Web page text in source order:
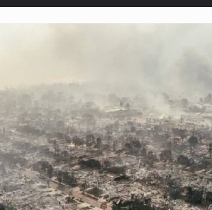
tras derrotar 2-0 a Estados Unidos en
ligado a 26 robos en AMG
Trump para Gaza
aseguran arsenal durante operativo en
La Cazadora, figura de la lucha libre
el nombre del Paso de Cortés por